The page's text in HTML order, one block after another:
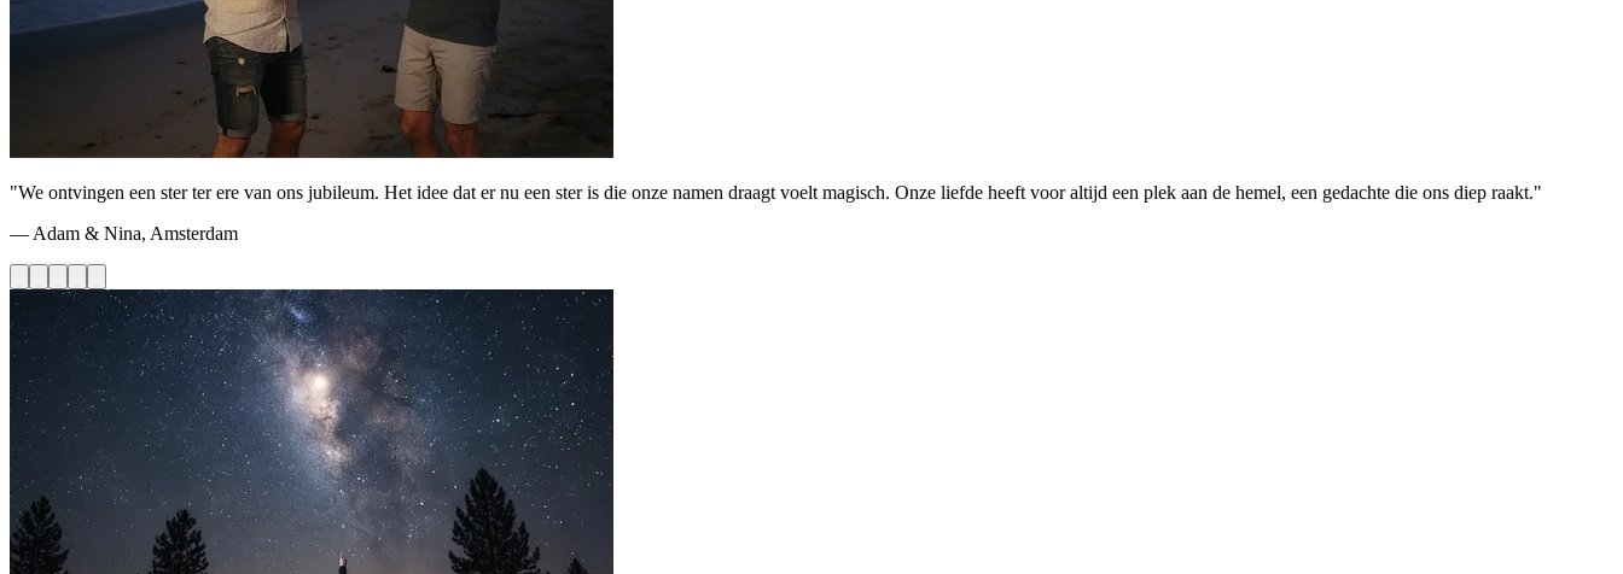
"We ontvingen een ster ter ere van ons jubileum. Het idee dat er nu een ster is die onze namen draagt voelt magisch. Onze liefde heeft voor altijd een plek aan de hemel, een gedachte die ons diep raakt."
— Adam & Nina, Amsterdam